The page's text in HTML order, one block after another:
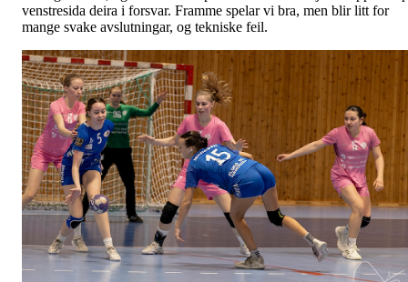
venstresida deira i forsvar. Framme spelar vi bra, men blir litt for
mange svake avslutningar, og tekniske feil.